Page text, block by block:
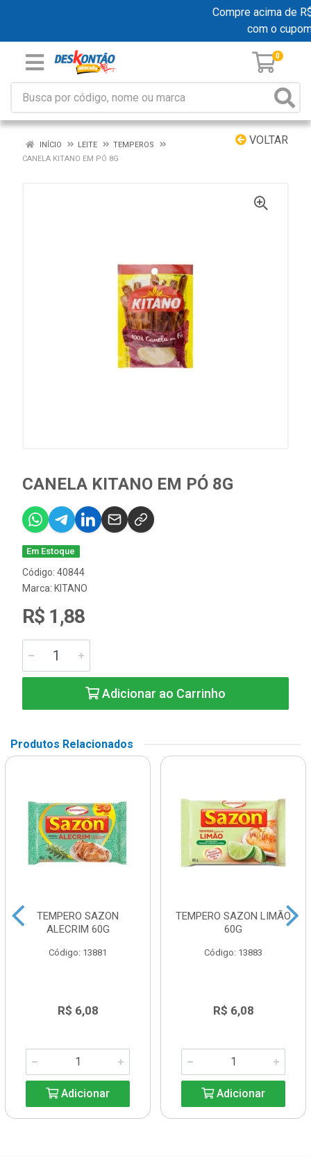
Compre acima de
com o
0
VOLTAR
INÍCIO LEITE
TEMPEROS
CANELA KITANO EM PÓ 8G
CANELA KITANO EM PÓ 8G
Em Estoque
Código: 40844
Marca: KITANO
R$ 1,88
Adicionar ao Carrinho
Produtos Relacionados
TEMPERO SAZON
ALECRIM 60G
Código: 13881
R$ 6,08
Adicionar
TEMPERO SAZON LIMÃO
60G
Código: 13883
R$ 6,08
Adicionar